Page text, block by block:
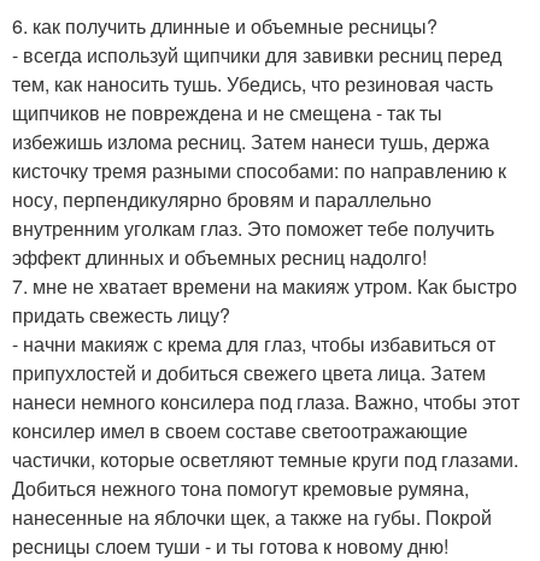
6. как получить длинные и объемные ресницы?
- всегда используй щипчики для завивки ресниц перед
тем, как наносить тушь. Убедись, что резиновая часть
щипчиков не повреждена и не смещена - так ты
избежишь излома ресниц. Затем нанеси тушь, держа
кисточку тремя разными способами: по направлению к
носу, перпендикулярно бровям и параллельно
внутренним уголкам глаз. Это поможет тебе получить
эффект длинных и объемных ресниц надолго!
7. мне не хватает времени на макияж утром. Как быстро
придать свежесть лицу?
- начни макияж с крема для глаз, чтобы избавиться от
припухлостей и добиться свежего цвета лица. Затем
нанеси немного консилера под глаза. Важно, чтобы этот
консилер имел в своем составе светоотражающие
частички, которые осветляют темные круги под глазами.
Добиться нежного тона помогут кремовые румяна,
нанесенные на яблочки щек, а также на губы. Покрой
ресницы слоем туши - и ты готова к новому дню!